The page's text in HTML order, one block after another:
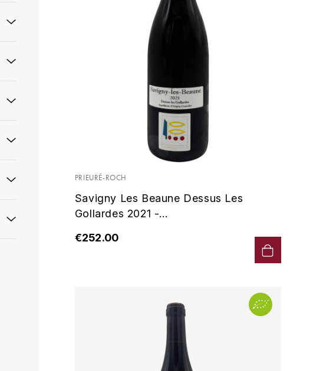
PRIEURÉ-ROCH
Savigny Les Beaune Dessus Les
Gollardes 2021 -...
€252.00